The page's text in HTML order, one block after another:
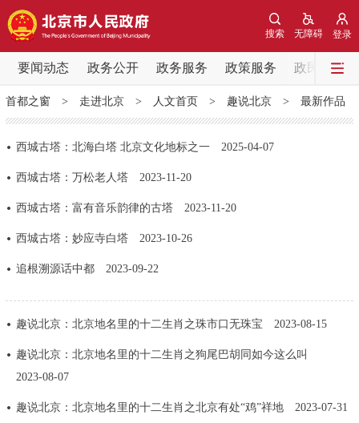
登录
无障碍
搜索
要闻动态 政务公开 政务服务 政策服务 政民互动
要闻动态
党中央精神 国务院信息 中央部委动态
北京要闻 会议信息 部门动态
各区热点
政务公开
政策兑现 政策解读 回应关切
决策公开
首都之窗> 走进北京> 人文首页 > 趣说北京> 最新作品
西城古塔：北海白塔 北京文化地标之一 2025-04-07
西城古塔：万松老人塔 2023-11-20
西城古塔：富有音乐韵律的古塔 2023-11-20
西城古塔：妙应寺白塔 2023-10-26
追根溯源话中都 2023-09-22
趣说北京：北京地名里的十二生肖之珠市口无珠宝 2023-08-15
趣说北京：北京地名里的十二生肖之狗尾巴胡同如今这么叫
2023-08-07
趣说北京：北京地名里的十二生肖之北京有处“鸡”祥地 2023-07-31